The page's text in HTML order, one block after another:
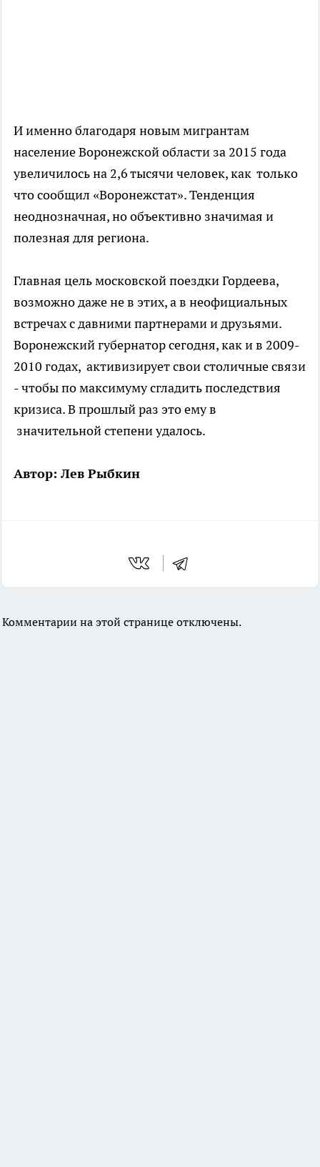
И именно благодаря новым мигрантам
население Воронежской области за 2015 года
увеличилось на 2,6 тысячи человек, как только
что сообщил «Воронежстат». Тенденция
неоднозначная, но объективно значимая и
полезная для региона.
Главная цель московской поездки Гордеева,
возможно даже не в этих, а в неофициальных
встречах с давними партнерами и друзьями.
Воронежский губернатор сегодня, как и в 2009-
2010 годах, активизирует свои столичные связи
- чтобы по максимуму сгладить последствия
кризиса. В прошлый раз это ему в
значительной степени удалось.
Автор: Лев Рыбкин
Комментарии на этой странице отключены.